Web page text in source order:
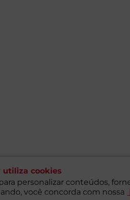
utiliza cookies
personalizar conteúdos,
você concorda com nossa